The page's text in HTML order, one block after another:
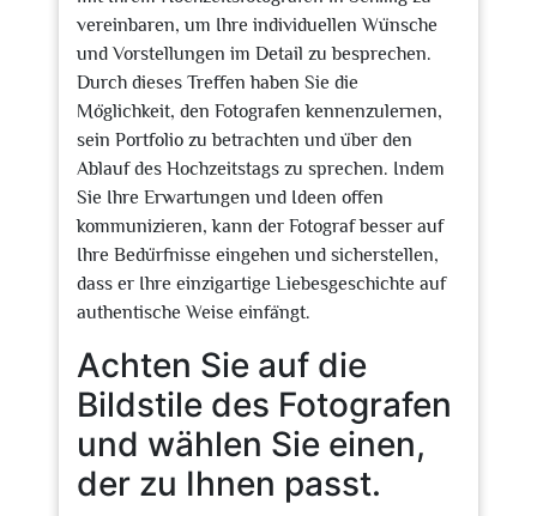
vereinbaren, um Ihre individuellen Wünsche
und Vorstellungen im Detail zu besprechen.
Durch dieses Treffen haben Sie die
Möglichkeit, den Fotografen kennenzulernen,
sein Portfolio zu betrachten und über den
Ablauf des Hochzeitstags zu sprechen. Indem
Sie Ihre Erwartungen und Ideen offen
kommunizieren, kann der Fotograf besser auf
Ihre Bedürfnisse eingehen und sicherstellen,
dass er Ihre einzigartige Liebesgeschichte auf
authentische Weise einfängt.
Achten Sie auf die
Bildstile des Fotografen
und wählen Sie einen,
der zu Ihnen passt.